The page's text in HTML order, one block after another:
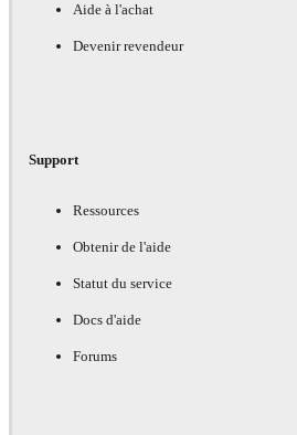
Aide à l'achat
Devenir revendeur
Support
Ressources
Obtenir de l'aide
Statut du service
Docs d'aide
Forums